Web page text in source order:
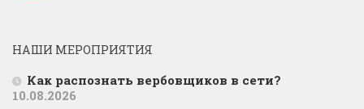
НАШИ МЕРОПРИЯТИЯ
Как распознать вербовщиков в сети?
10.08.2026